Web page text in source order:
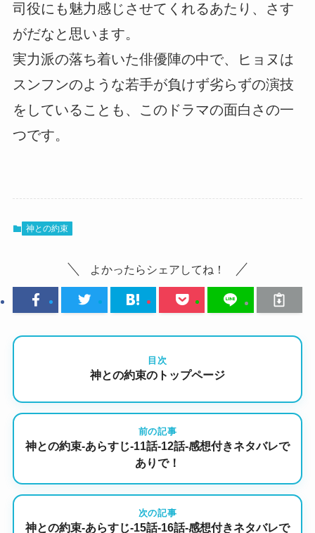
司役にも魅力感じさせてくれるあたり、さす
がだなと思います。
実力派の落ち着いた俳優陣の中で、ヒョヌは
スンフンのような若手が負けず劣らずの演技
をしていることも、このドラマの面白さの一
つです。
神との約束
よかったらシェアしてね！
目次
神との約束のトップページ
前の記事
神との約束-あらすじ-11話-12話-感想付きネタバレで
ありで！
次の記事
神との約束-あらすじ-15話-16話-感想付きネタバレで